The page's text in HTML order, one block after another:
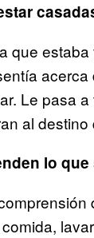
que
Le pasa
al
lo